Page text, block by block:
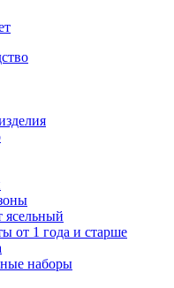
ясельный
от 1 года и старше
наборы